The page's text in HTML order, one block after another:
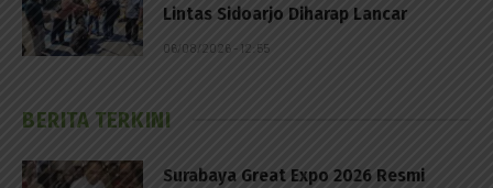
Lintas Sidoarjo Diharap Lancar
06/08/2026 - 12:55
BERITA TERKINI
Surabaya Great Expo 2026 Resmi